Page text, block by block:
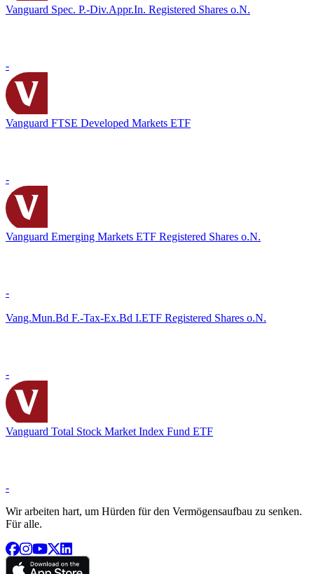
Vanguard Spec. P.-Div.Appr.In. Registered Shares o.N.
-
Vanguard FTSE Developed Markets ETF
-
Vanguard Emerging Markets ETF Registered Shares o.N.
-
Vang.Mun.Bd F.-Tax-Ex.Bd I.ETF Registered Shares o.N.
-
Vanguard Total Stock Market Index Fund ETF
-
Wir arbeiten hart, um Hürden für den Vermögensaufbau zu senken.
Für alle.